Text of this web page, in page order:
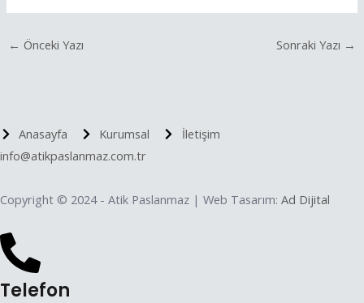
← Önceki Yazı Sonraki Yazı →
Anasayfa Kurumsal
İletişim
info@atikpaslanmaz.com.tr
Copyright © 2024 - Atik Paslanmaz | Web Tasarım: Ad Dijital
Telefon